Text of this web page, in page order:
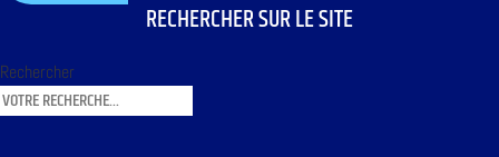
RECHERCHER SUR LE SITE
Rechercher